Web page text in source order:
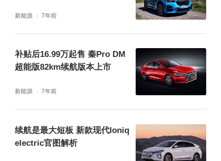
本身的强大动力储备，在驾驶全力踩下加速踏
以让你轻易的超越路面上90%的车辆。
新能源 7年前
补贴后16.99万起售 秦Pro DM
超能版82km续航版本上市
新能源 7年前
续航是最大短板 新款现代Ioniq
electric官图解析